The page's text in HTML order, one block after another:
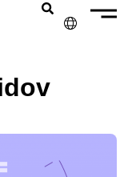
NEDERLANDS
DEUTSCH